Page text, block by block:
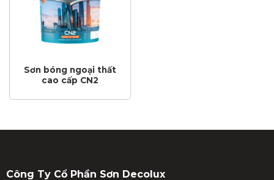
Sơn bóng ngoại thất
cao cấp CN2
Công Ty Cổ Phần Sơn Decolux